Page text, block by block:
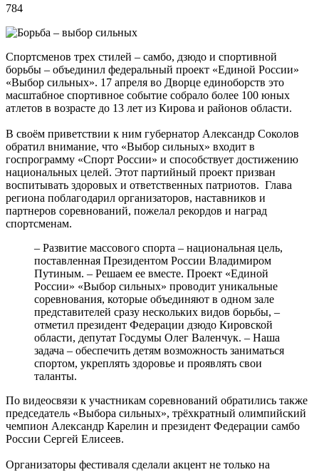
784
Спортсменов трех стилей – самбо, дзюдо и спортивной
борьбы – объединил федеральный проект «Единой России»
«Выбор сильных». 17 апреля во Дворце единоборств это
масштабное спортивное событие собрало более 100 юных
атлетов в возрасте до 13 лет из Кирова и районов области.
В своём приветствии к ним губернатор Александр Соколов
обратил внимание, что «Выбор сильных» входит в
госпрограмму «Спорт России» и способствует достижению
национальных целей. Этот партийный проект призван
воспитывать здоровых и ответственных патриотов. Глава
региона поблагодарил организаторов, наставников и
партнеров соревнований, пожелал рекордов и наград
спортсменам.
– Развитие массового спорта – национальная цель,
поставленная Президентом России Владимиром
Путиным. – Решаем ее вместе. Проект «Единой
России» «Выбор сильных» проводит уникальные
соревнования, которые объединяют в одном зале
представителей сразу нескольких видов борьбы, –
отметил президент Федерации дзюдо Кировской
области, депутат Госдумы Олег Валенчук. – Наша
задача – обеспечить детям возможность заниматься
спортом, укреплять здоровье и проявлять свои
таланты.
По видеосвязи к участникам соревнований обратились также
председатель «Выбора сильных», трёхкратный олимпийский
чемпион Александр Карелин и президент Федерации самбо
России Сергей Елисеев.
Организаторы фестиваля сделали акцент не только на